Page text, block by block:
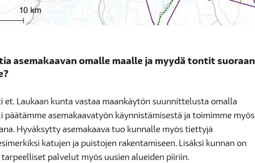
asemakaavan omalle maalle ja myydä tontit suoraan
et. Laukaan kunta vastaa maankäytön suunnittelusta omalla
päätämme asemakaavatyön käynnistämisestä ja toimimme myös
Hyväksytty asemakaava tuo kunnalle myös tiettyjä
katujen ja puistojen rakentamiseen. Lisäksi kunnan on
palvelut myös uusien alueiden piiriin.